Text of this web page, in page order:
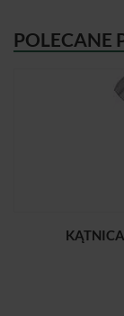
POLECANE